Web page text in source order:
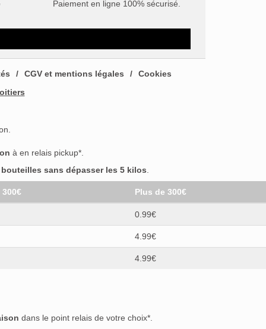
Paiement en ligne 100% sécurisé.
CGV et mentions légales
Cookies
à en relais pickup*.
sans dépasser les 5 kilos
Plus de 300€
0.99€
4.99€
4.99€
dans le point relais de votre choix*.